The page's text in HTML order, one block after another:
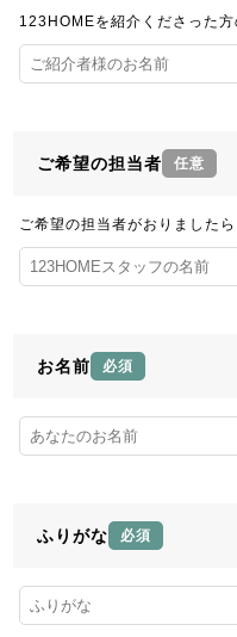
123HOMEを紹介くださった方
ご希望の担当者 任意
ご希望の担当者がおりましたら
お名前 必須
ふりがな 必須